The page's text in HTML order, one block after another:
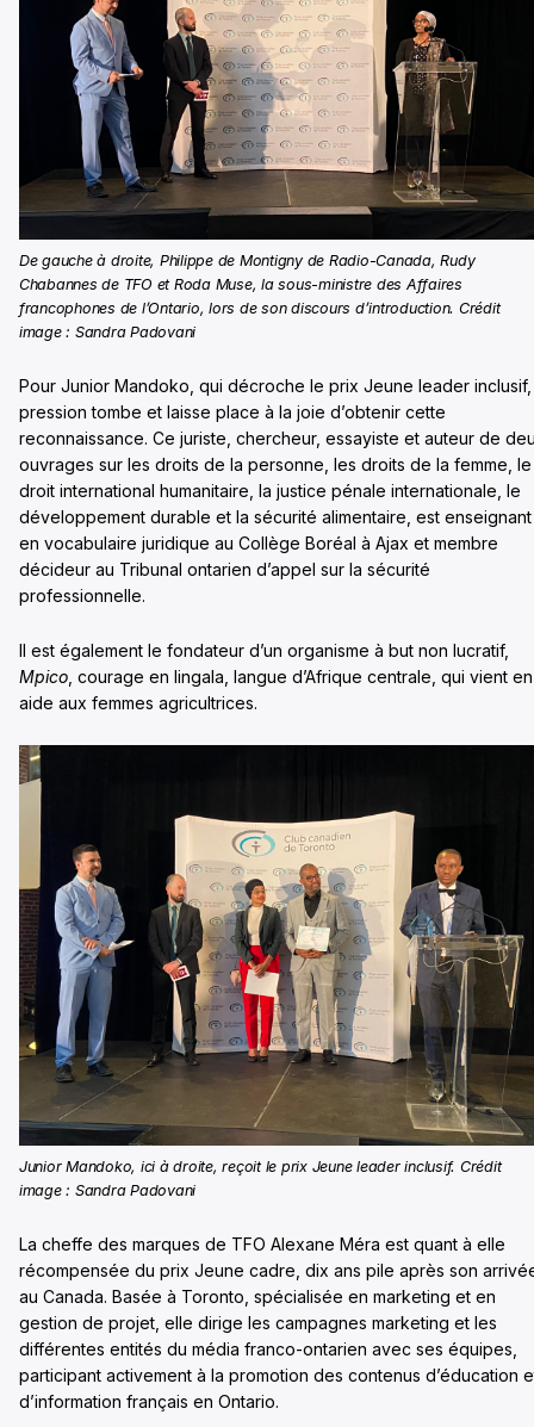
De gauche à droite, Philippe de Montigny de Radio-Canada, Rudy
Chabannes de TFO et Roda Muse, la sous-ministre des Affaires
francophones de l’Ontario, lors de son discours d’introduction. Crédit
image : Sandra Padovani
Pour Junior Mandoko, qui décroche le prix Jeune leader inclusif,
pression tombe et laisse place à la joie d’obtenir cette
reconnaissance. Ce juriste, chercheur, essayiste et auteur de
ouvrages sur les droits de la personne, les droits de la femme, le
droit international humanitaire, la justice pénale internationale, le
développement durable et la sécurité alimentaire, est enseignant
en vocabulaire juridique au Collège Boréal à Ajax et membre
décideur au Tribunal ontarien d’appel sur la sécurité
professionnelle.
Il est également le fondateur d’un organisme à but non lucratif,
Mpico , courage en lingala, langue d’Afrique centrale, qui vient en
aide aux femmes agricultrices.
Junior Mandoko, ici à droite, reçoit le prix Jeune leader inclusif. Crédit
image : Sandra Padovani
La cheffe des marques de TFO Alexane Méra est quant à elle
récompensée du prix Jeune cadre, dix ans pile après son
au Canada. Basée à Toronto, spécialisée en marketing et en
gestion de projet, elle dirige les campagnes marketing et les
différentes entités du média franco-ontarien avec ses équipes,
participant activement à la promotion des contenus d’éducation
d’information français en Ontario.